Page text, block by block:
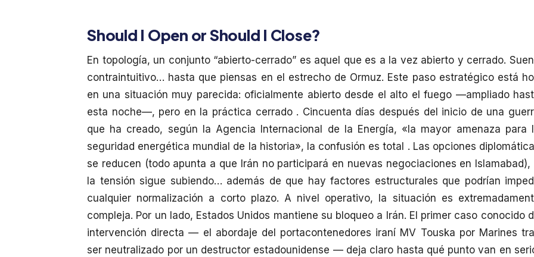
Should I Open or Should I Close?
En topología, un conjunto “abierto-cerrado” es aquel que es a la vez abierto y cerrado.
contraintuitivo… hasta que piensas en el estrecho de Ormuz. Este paso estratégico está
en una situación muy parecida: oficialmente abierto desde el alto el fuego —ampliado
esta noche—, pero en la práctica cerrado . Cincuenta días después del inicio de una
que ha creado, según la Agencia Internacional de la Energía, «la mayor amenaza para
seguridad energética mundial de la historia», la confusión es total . Las opciones
se reducen (todo apunta a que Irán no participará en nuevas negociaciones en Islamabad),
la tensión sigue subiendo… además de que hay factores estructurales que podrían
cualquier normalización a corto plazo. A nivel operativo, la situación es
compleja. Por un lado, Estados Unidos mantiene su bloqueo a Irán. El primer caso conocido
intervención directa — el abordaje del portacontenedores iraní MV Touska por Marines
ser neutralizado por un destructor estadounidense — deja claro hasta qué punto van en